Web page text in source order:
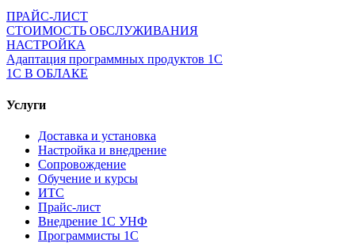
ПРАЙС-ЛИСТ
СТОИМОСТЬ ОБСЛУЖИВАНИЯ
НАСТРОЙКА
Адаптация программных продуктов 1С
1С В ОБЛАКЕ
Услуги
Доставка и установка
Настройка и внедрение
Сопровождение
Обучение и курсы
ИТС
Прайс-лист
Внедрение 1С УНФ
Программисты 1С